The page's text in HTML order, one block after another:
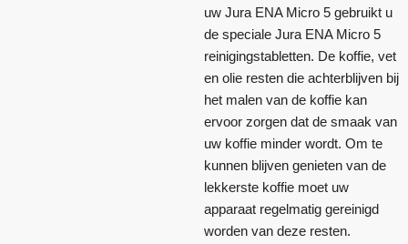
uw Jura ENA Micro 5 gebruikt u
de speciale Jura ENA Micro 5
reinigingstabletten. De koffie, vet
en olie resten die achterblijven bij
het malen van de koffie kan
ervoor zorgen dat de smaak van
uw koffie minder wordt. Om te
kunnen blijven genieten van de
lekkerste koffie moet uw
apparaat regelmatig gereinigd
worden van deze resten.